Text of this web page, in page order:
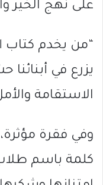
على نهج الخير
“من يخدم كتاب
يزرع في أبنائنا
الاستقامة
وفي فقرة
كلمة باسم